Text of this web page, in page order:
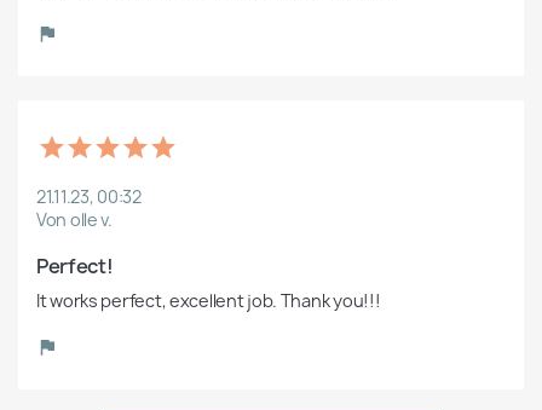
21.11.23, 00:32
Von olle v.
Perfect!
It works perfect, excellent job. Thank you!!!